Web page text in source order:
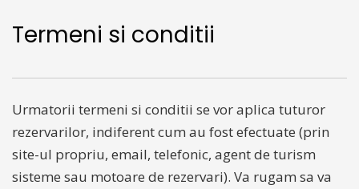
Termeni si conditii
Urmatorii termeni si conditii se vor aplica tuturor
rezervarilor, indiferent cum au fost efectuate (prin
site-ul propriu, email, telefonic, agent de turism
sisteme sau motoare de rezervari). Va rugam sa va